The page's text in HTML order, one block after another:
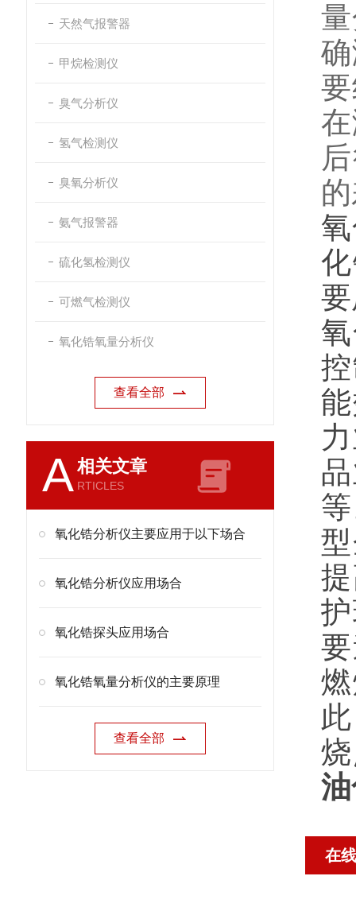
天然气报警器
甲烷检测仪
臭气分析仪
氢气检测仪
臭氧分析仪
氨气报警器
硫化氢检测仪
可燃气检测仪
氧化锆氧量分析仪
查看全部
A相关文章
RTICLES
氧化锆分析仪主要应用于以下场合
氧化锆分析仪应用场合
氧化锆探头应用场合
氧化锆氧量分析仪的主要原理
查看全部
在